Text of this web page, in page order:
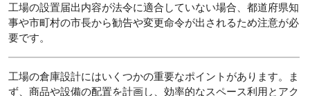
工場の設置届出内容が法令に適合していない場合、都道府県知
事や市町村の市長から勧告や変更命令が出されるため注意が必
要です。
工場の倉庫設計にはいくつかの重要なポイントがあります。ま
ず、商品や設備の配置を計画し、効率的なスペース利用とアク